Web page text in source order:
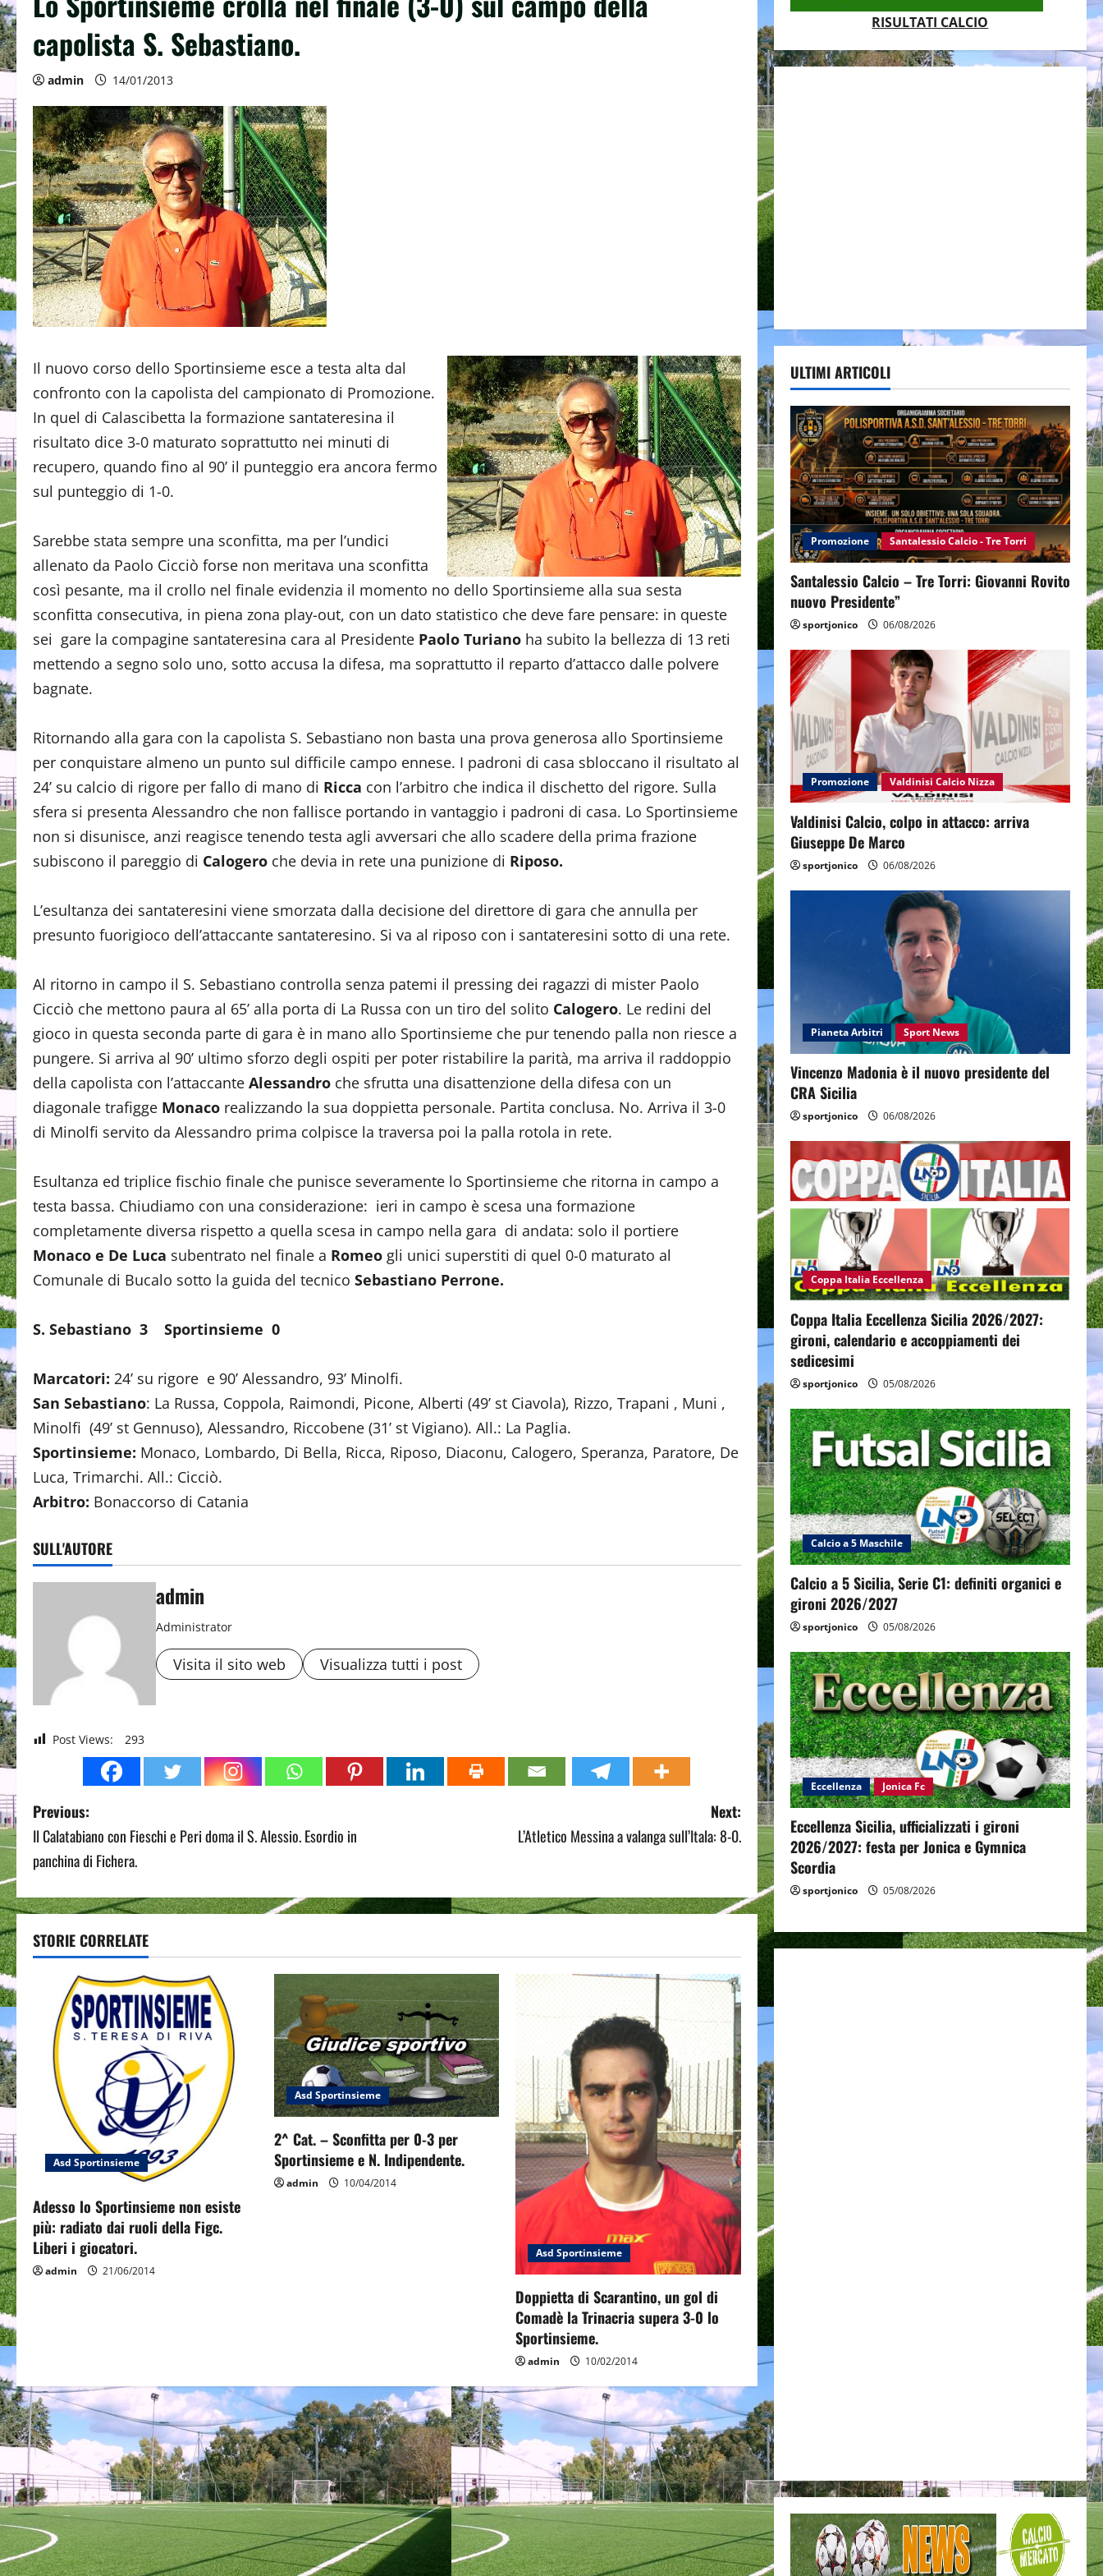
capolista S. Sebastiano.
admin 14/01/2013
Il nuovo corso dello Sportinsieme esce a testa alta dal
confronto con la capolista del campionato di Promozione.
In quel di Calascibetta la formazione santateresina il
risultato dice 3-0 maturato soprattutto nei minuti di
recupero, quando fino al 90’ il punteggio era ancora fermo
sul punteggio di 1-0.
Sarebbe stata sempre una sconfitta, ma per l’undici
allenato da Paolo Cicciò forse non meritava una sconfitta
così pesante, ma il crollo nel finale evidenzia il momento no dello Sportinsieme alla sua sesta
sconfitta consecutiva, in piena zona play-out, con un dato statistico che deve fare pensare: in queste
sei gare la compagine santateresina cara al Presidente Paolo Turiano ha subito la bellezza di 13 reti
mettendo a segno solo uno, sotto accusa la difesa, ma soprattutto il reparto d’attacco dalle polvere
bagnate.
Ritornando alla gara con la capolista S. Sebastiano non basta una prova generosa allo Sportinsieme
per conquistare almeno un punto sul difficile campo ennese. I padroni di casa sbloccano il risultato al
24’ su calcio di rigore per fallo di mano di Ricca con l’arbitro che indica il dischetto del rigore. Sulla
sfera si presenta Alessandro che non fallisce portando in vantaggio i padroni di casa. Lo Sportinsieme
non si disunisce, anzi reagisce tenendo testa agli avversari che allo scadere della prima frazione
subiscono il pareggio di Calogero che devia in rete una punizione di Riposo.
L’esultanza dei santateresini viene smorzata dalla decisione del direttore di gara che annulla per
presunto fuorigioco dell’attaccante santateresino. Si va al riposo con i santateresini sotto di una rete.
Al ritorno in campo il S. Sebastiano controlla senza patemi il pressing dei ragazzi di mister Paolo
Cicciò che mettono paura al 65’ alla porta di La Russa con un tiro del solito Calogero. Le redini del
gioco in questa seconda parte di gara è in mano allo Sportinsieme che pur tenendo palla non riesce a
pungere. Si arriva al 90’ ultimo sforzo degli ospiti per poter ristabilire la parità, ma arriva il raddoppio
della capolista con l’attaccante Alessandro che sfrutta una disattenzione della difesa con un
diagonale trafigge Monaco realizzando la sua doppietta personale. Partita conclusa. No. Arriva il 3-0
di Minolfi servito da Alessandro prima colpisce la traversa poi la palla rotola in rete.
Esultanza ed triplice fischio finale che punisce severamente lo Sportinsieme che ritorna in campo a
testa bassa. Chiudiamo con una considerazione: ieri in campo è scesa una formazione
completamente diversa rispetto a quella scesa in campo nella gara di andata: solo il portiere
Monaco e De Luca subentrato nel finale a Romeo gli unici superstiti di quel 0-0 maturato al
Comunale di Bucalo sotto la guida del tecnico Sebastiano Perrone.
S. Sebastiano 3 Sportinsieme 0
Marcatori: 24’ su rigore e 90’ Alessandro, 93’ Minolfi.
San Sebastiano: La Russa, Coppola, Raimondi, Picone, Alberti (49’ st Ciavola), Rizzo, Trapani , Muni ,
Minolfi (49’ st Gennuso), Alessandro, Riccobene (31’ st Vigiano). All.: La Paglia.
Sportinsieme: Monaco, Lombardo, Di Bella, Ricca, Riposo, Diaconu, Calogero, Speranza, Paratore, De
Luca, Trimarchi. All.: Cicciò.
Arbitro: Bonaccorso di Catania
SULL'AUTORE
admin
Administrator
Visita il sito web Visualizza tutti i post
Post Views: 293
P
o
t
n
i
o
n
Previous:
Il Calatabiano con Fieschi e Peri doma il S. Alessio. Esordio in
panchina di Fichera.
Next:
L’Atletico Messina a valanga sull’Itala: 8-0.
STORIE CORRELATE
Asd Sportinsieme
Adesso lo Sportinsieme non esiste
più: radiato dai ruoli della Figc.
Liberi i giocatori.
admin 21/06/2014
Asd Sportinsieme
2^ Cat. – Sconfitta per 0-3 per
Sportinsieme e N. Indipendente.
admin 10/04/2014
Asd Sportinsieme
Doppietta di Scarantino, un gol di
Comadè la Trinacria supera 3-0 lo
Sportinsieme.
admin 10/02/2014
RISULTATI CALCIO
ULTIMI ARTICOLI
Promozione Santalessio Calcio - Tre Torri
Santalessio Calcio – Tre Torri: Giovanni Rovito
nuovo Presidente”
sportjonico 06/08/2026
Promozione Valdinisi Calcio Nizza
Valdinisi Calcio, colpo in attacco: arriva
Giuseppe De Marco
sportjonico 06/08/2026
Pianeta Arbitri Sport News
Vincenzo Madonia è il nuovo presidente del
CRA Sicilia
sportjonico 06/08/2026
Coppa Italia Eccellenza
Coppa Italia Eccellenza Sicilia 2026/2027:
gironi, calendario e accoppiamenti dei
sedicesimi
sportjonico 05/08/2026
Calcio a 5 Maschile
Calcio a 5 Sicilia, Serie C1: definiti organici e
gironi 2026/2027
sportjonico 05/08/2026
Eccellenza Jonica Fc
Eccellenza Sicilia, ufficializzati i gironi
2026/2027: festa per Jonica e Gymnica
Scordia
sportjonico 05/08/2026